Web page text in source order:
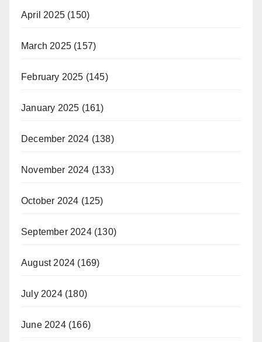
April 2025 (150)
March 2025 (157)
February 2025 (145)
January 2025 (161)
December 2024 (138)
November 2024 (133)
October 2024 (125)
September 2024(130)
August 2024 (169)
July 2024(180)
June 2024(166)